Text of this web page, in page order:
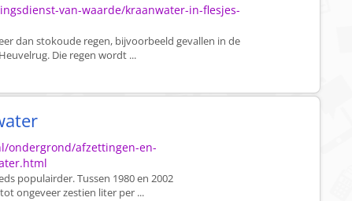
van-waarde/kraanwater-in-flesjes-
dan stokoude regen, bijvoorbeeld gevallen in de
Die regen wordt ...
ondergrond/afzettingen-en-
populairder. Tussen 1980 en 2002
ongeveer zestien liter per ...